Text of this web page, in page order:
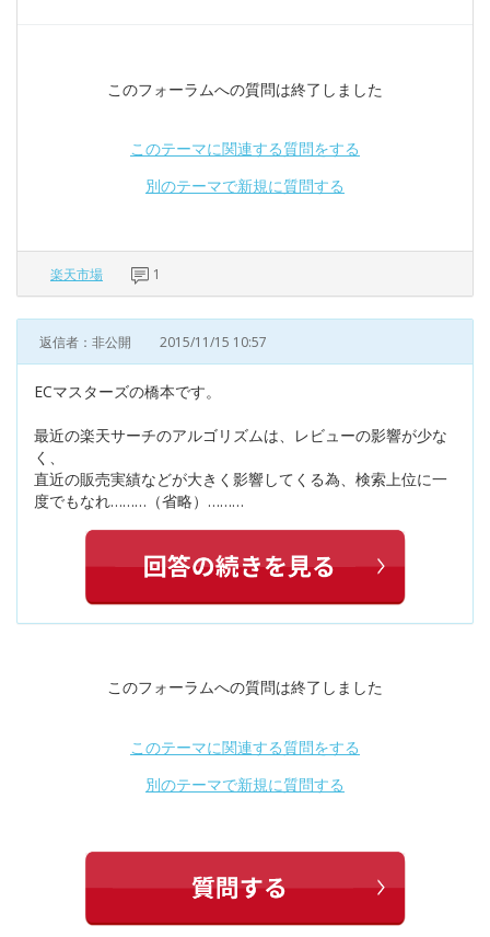
このフォーラムへの質問は終了しました
このテーマに関連する質問をする
別のテーマで新規に質問する
楽天市場 1
返信者：非公開 2015/11/15 10:57
ECマスターズの橋本です。
最近の楽天サーチのアルゴリズムは、レビューの影響が少な
く、
直近の販売実績などが大きく影響してくる為、検索上位に一
度でもなれ………（省略）………
このフォーラムへの質問は終了しました
このテーマに関連する質問をする
別のテーマで新規に質問する